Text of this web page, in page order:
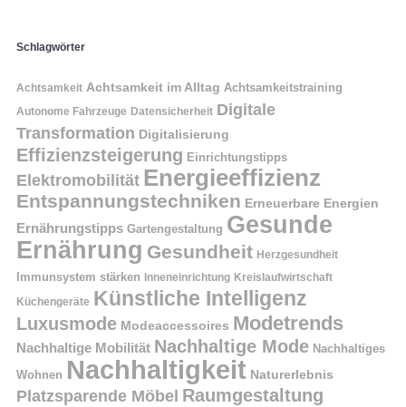
Schlagwörter
Achtsamkeit Achtsamkeit im Alltag Achtsamkeitstraining
Autonome Fahrzeuge Datensicherheit Digitale
Transformation Digitalisierung
Effizienzsteigerung Einrichtungstipps
Elektromobilität Energieeffizienz
Entspannungstechniken Erneuerbare Energien
Ernährungstipps Gartengestaltung Gesunde
Ernährung Gesundheit Herzgesundheit
Immunsystem stärken Inneneinrichtung Kreislaufwirtschaft
Küchengeräte Künstliche Intelligenz
Luxusmode Modeaccessoires Modetrends
Nachhaltige Mobilität Nachhaltige Mode Nachhaltiges
Wohnen Nachhaltigkeit Naturerlebnis
Platzsparende Möbel Raumgestaltung